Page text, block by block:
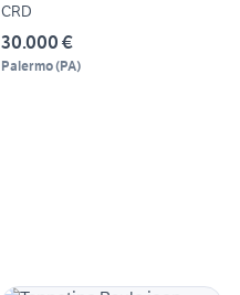
CRD
30.000 €
Palermo(PA)